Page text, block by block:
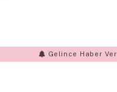
Gelince Haber Ver